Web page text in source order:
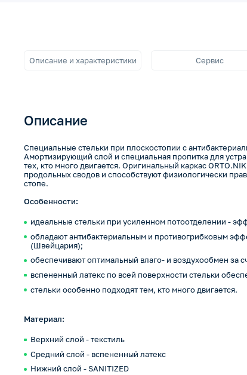
Описание и характеристики Сервис
Описание
Специальные стельки при плоскостопии с
Амортизирующий слой и специальная пропитка для
тех, кто много двигается. Оригинальный каркас
продольных сводов и способствуют физиологически
стопе.
Особенности:
идеальные стельки при усиленном потоотделении -
обладают антибактериальным и противогрибковым
(Швейцария);
обеспечивают оптимальный влаго- и воздухообмен за
вспененный латекс по всей поверхности стельки
стельки особенно подходят тем, кто много двигается.
Материал:
Верхний слой - текстиль
Средний слой - вспененный латекс
Нижний слой - SANITIZED